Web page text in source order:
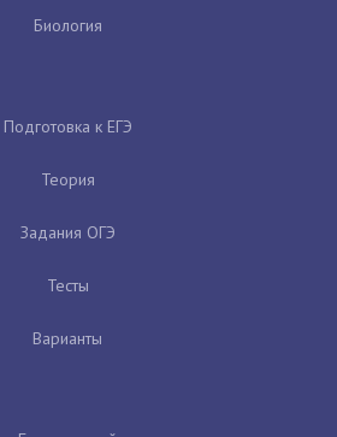
Биология
Подготовка к ЕГЭ
Теория
Задания ОГЭ
Тесты
Варианты